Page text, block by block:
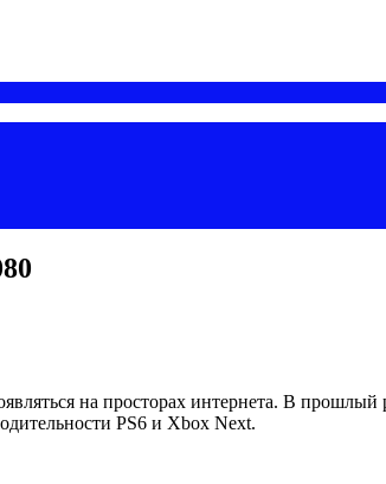
на просторах интернета. В
PS6 и Xbox Next.